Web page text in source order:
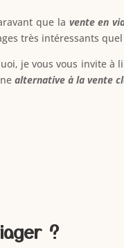
que la vente en
très intéressants
je vous vous invite
alternative à la vente
?